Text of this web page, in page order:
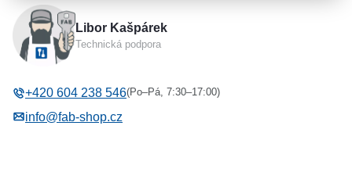
Výrobce
Typ příslušenstvíLibor Kašpárek
Technická podpora
+420 604 238 546(Po–Pá, 7:30–17:00)
info@fab-shop.cz